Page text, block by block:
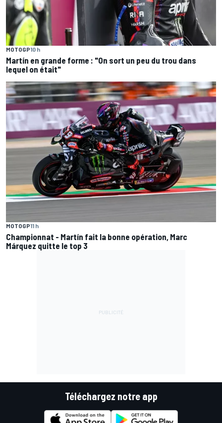
MOTOGP10 h
Martín en grande forme : "On sort un peu du trou dans
lequel on était"
MOTOGP11 h
Championnat - Martín fait la bonne opération, Marc
Márquez quitte le top 3
Téléchargez notre app